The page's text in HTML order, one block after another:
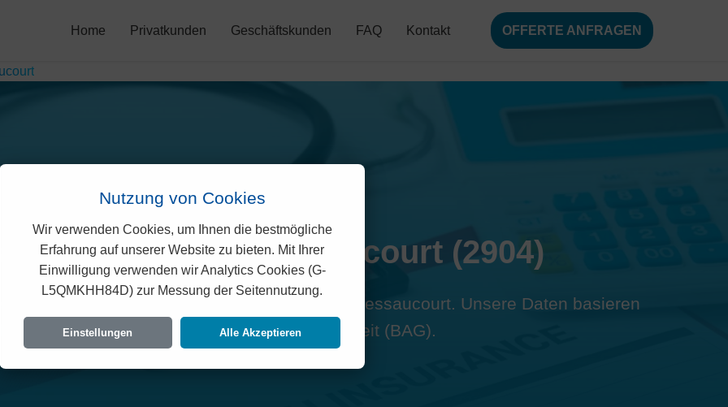
Home Privatkunden Geschäftskunden FAQ Kontakt OFFERTE ANFRAGEN
Prämien in Bressaucourt (2904)
geprüften Prämien der rhenusana für Bressaucourt. Unsere Daten basieren
den Vorgaben des Bundesamtes für Gesundheit (BAG).
Nutzung von Cookies
Wir verwenden Cookies, um Ihnen die bestmögliche
Erfahrung auf unserer Website zu bieten. Mit Ihrer
Einwilligung verwenden wir Analytics Cookies (G-
L5QMKHH84D) zur Messung der Seitennutzung.
Einstellungen Alle Akzeptieren